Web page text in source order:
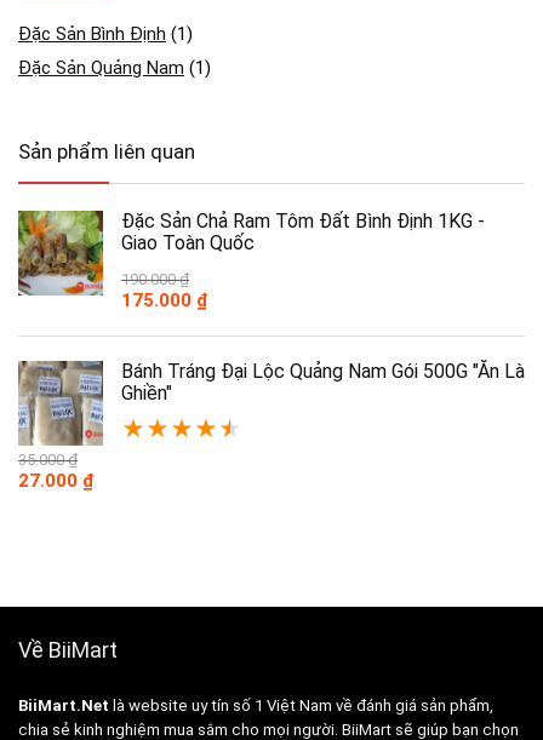
Đặc Sản Bình Định (1)
Đặc Sản Quảng Nam (1)
Sản phẩm liên quan
Đặc Sản Chả Ram Tôm Đất Bình Định 1KG -
Giao Toàn Quốc
190.000₫
Giá
là:
190.000 ₫.
175.000 ₫Giá
tại
là:
175.000 ₫.
Bánh Tráng Đại Lộc Quảng Nam Gói 500G "Ăn Là
Ghiền"
★★★★★
35.000₫
Giá
27.000 ₫Giá
Về BiiMart
BiiMart.Net là website uy tín số 1 Việt Nam về đánh giá sản phẩm,
chia sẻ kinh nghiệm mua sắm cho mọi người. BiiMart sẽ giúp bạn chọn